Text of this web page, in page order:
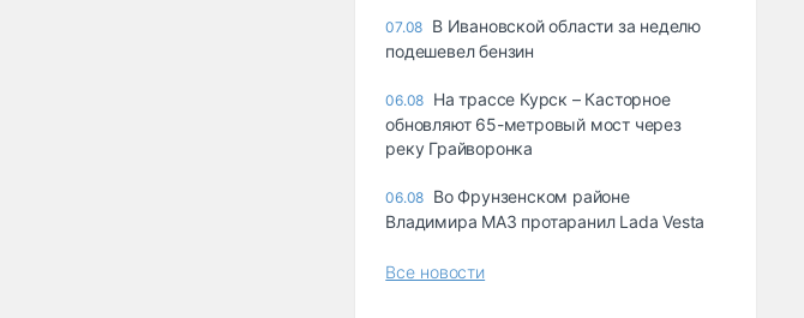
07.08 В Ивановской области за неделю
подешевел бензин
06.08 На трассе Курск – Касторное
обновляют 65-метровый мост через
реку Грайворонка
06.08 Во Фрунзенском районе
Владимира МАЗ протаранил Lada Vesta
Все новости